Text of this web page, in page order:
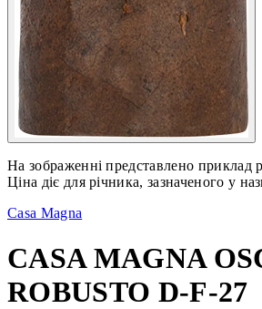
На зображенні представлено приклад
Ціна діє для річника, зазначеного у
Casa Magna
CASA MAGNA
ROBUSTO D-F-27